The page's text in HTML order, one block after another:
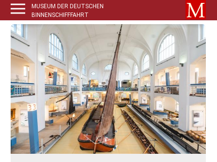
MUSEUM DER DEUTSCHEN
BINNENSCHIFFFAHRT